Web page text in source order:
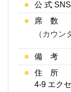
公 式
席 数
（カウン
備 考
住 所 ：
4-9 エク